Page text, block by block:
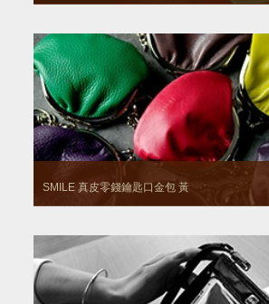
SMILE 真皮零錢鑰匙口金包 黃